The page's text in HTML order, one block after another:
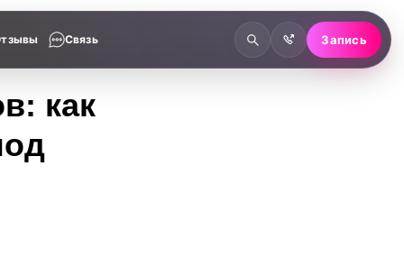
Связь Запись
как